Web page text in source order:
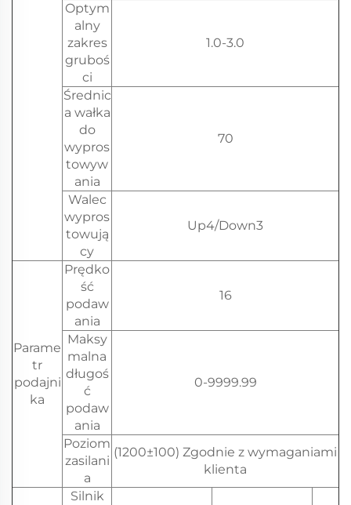
Optym
alny
zakres
gruboś
ci
1.0-3.0
Średnic
a wałka
do
wypros
towyw
ania
70
Walec
wypros
towują
cy
Up4/Down3
Parame
tr
podajni
ka
Prędko
ść
podaw
ania
16
Maksy
malna
długoś
ć
podaw
ania
0-9999.99
Poziom
zasilani
a
(1200±100) Zgodnie z wymaganiami
klienta
Silnik